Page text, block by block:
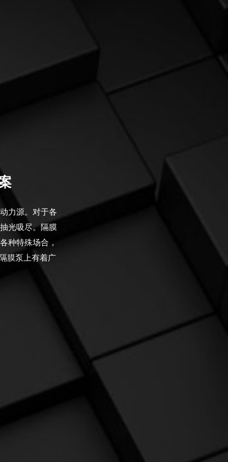
力源。对于各
光吸尽。隔膜
种特殊场合，
膜泵上有着广